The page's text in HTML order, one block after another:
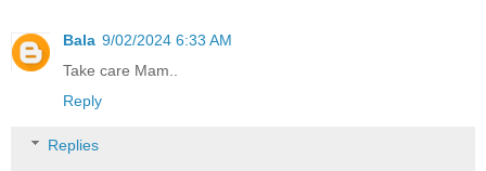
Bala 9/02/2024 6:33 AM
Take care Mam..
Reply
Replies